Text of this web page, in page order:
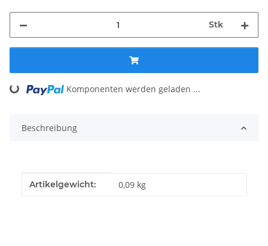
Stk
Loading... Komponenten werden geladen ...
Beschreibung
Produkteigenschaft
Wert
Artikelgewicht: 0,09 kg